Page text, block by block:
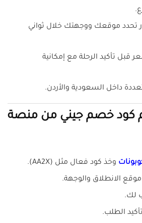
تحدد موقعك ووجهتك خلال ثواني
قبل تأكيد الرحلة مع إمكانية
داخل السعودية والأردن.
كود خصم جيني من منصة
وخذ كود فعال مثل (AA2X).
الانطلاق والوجهة.
لك.
الطلب.